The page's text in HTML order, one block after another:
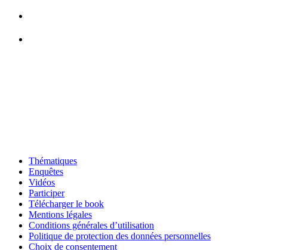
Thématiques
Enquêtes
Vidéos
Participer
Télécharger le book
Mentions légales
Conditions générales d’utilisation
Politique de protection des données personnelles
Choix de consentement